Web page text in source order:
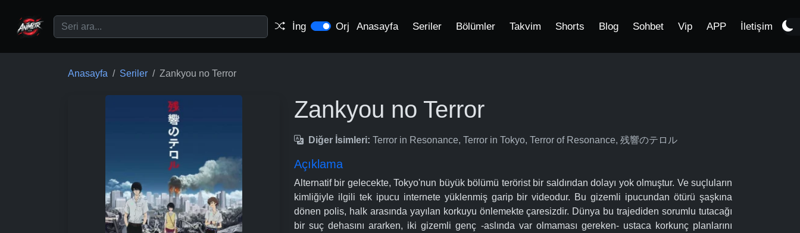
İng Orj Anasayfa Seriler Bölümler Takvim Shorts Blog Sohbet Vip APP İletişim
Anasayfa Seriler Zankyou no Terror
Zankyou no Terror
Diğer İsimleri: Terror in Resonance, Terror in Tokyo, Terror of Resonance, 残響のテロル
Açıklama
Alternatif bir gelecekte, Tokyo'nun büyük bölümü terörist bir saldırıdan dolayı yok olmuştur. Ve suçluların
kimliğiyle ilgili tek ipucu internete yüklenmiş garip bir videodur. Bu gizemli ipucundan ötürü şaşkına
dönen polis, halk arasında yayılan korkuyu önlemekte çaresizdir. Dünya bu trajediden sorumlu tutacağı
bir suç dehasını ararken, iki gizemli genç -aslında var olmaması gereken- ustaca korkunç planlarını